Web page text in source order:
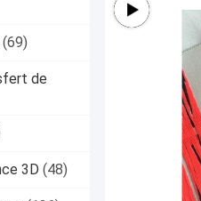
(69)
de
3D (48)